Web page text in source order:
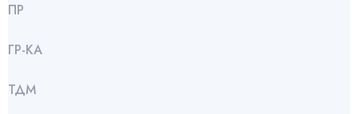
ПР
ГР-КА
ТДМ